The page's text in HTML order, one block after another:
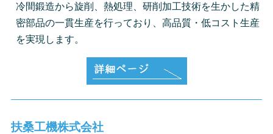
冷間鍛造から旋削、熱処理、研削加工技術を生かした精
密部品の一貫生産を行っており、高品質・低コスト生産
を実現します。
扶桑工機株式会社